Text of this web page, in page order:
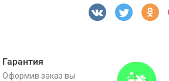
Гарантия
Оформив заказ вы